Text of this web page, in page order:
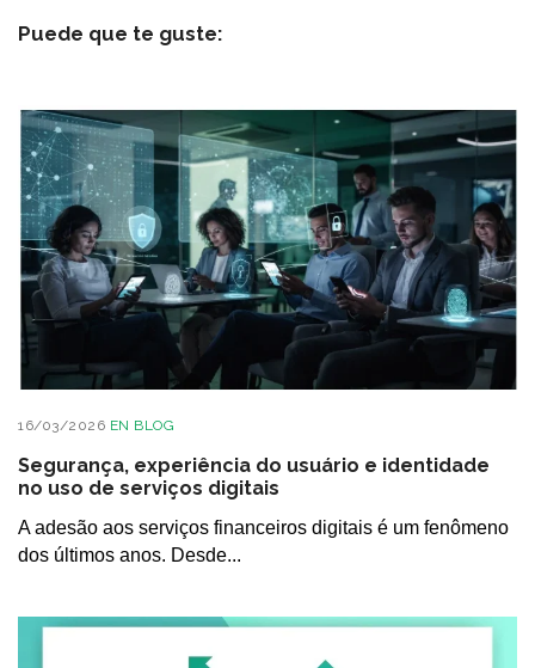
Puede que te guste:
16/03/2026 EN BLOG
Segurança, experiência do usuário e identidade
no uso de serviços digitais
A adesão aos serviços financeiros digitais é um fenômeno
dos últimos anos. Desde...